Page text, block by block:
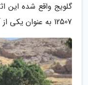
12507 به عنوان یکی از آثار ملی ایران به ثبت رسیده است.